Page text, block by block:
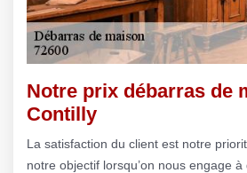
Notre prix débarras de
Contilly
La satisfaction du client est notre
notre objectif lorsqu’on nous engage